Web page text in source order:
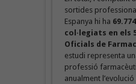
sortides
Espanya hi ha
col·legiats en els
Oficials de
estudi representa
professió
anualment